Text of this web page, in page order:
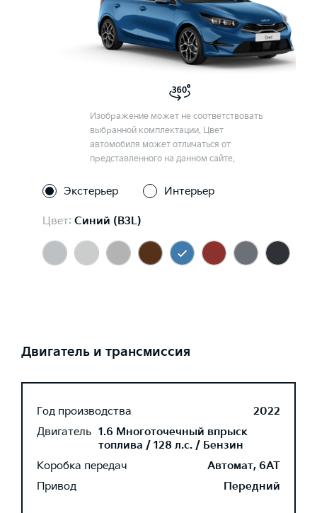
Изображение может не соответствовать
выбранной комплектации. Цвет
автомобиля может отличаться от
представленного на данном сайте.
Экстерьер Интерьер
Цвет: Синий (B3L)
Двигатель и трансмиссия
Год производства
2022
Двигатель 1.6 Многоточечный впрыск
топлива / 128 л.с. / Бензин
Коробка передач
Автомат, 6AT
Привод
Передний